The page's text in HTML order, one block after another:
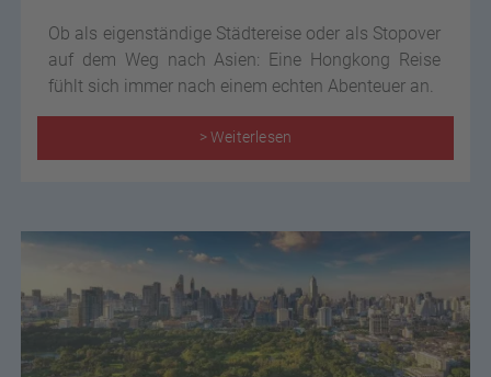
Ob als eigenständige Städtereise oder als Stopover
auf dem Weg nach Asien: Eine Hongkong Reise
fühlt sich immer nach einem echten Abenteuer an.
> Weiterlesen